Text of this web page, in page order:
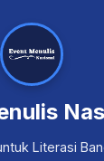
Literasi